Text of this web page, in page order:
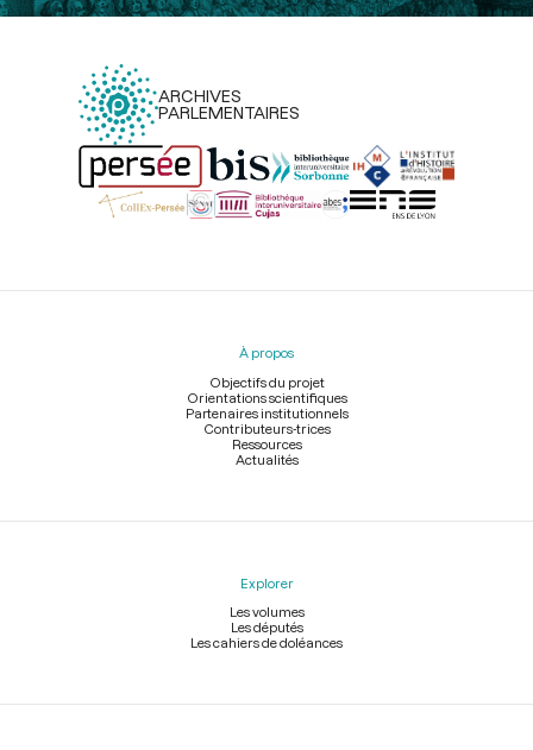
ARCHIVES
PARLEMENTAIRES
Menu
À propos
Objectifs du projet
Orientations scientifiques
Partenaires institutionnels
Contributeurs-trices
Ressources
Actualités
Explorer
Les volumes
Les députés
Les cahiers de doléances